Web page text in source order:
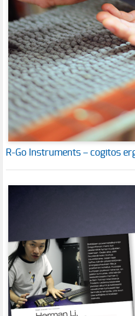
R-Go Instruments – cogitos